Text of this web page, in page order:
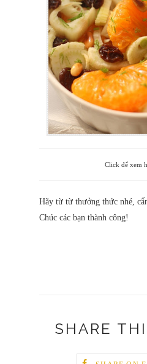
Click để xem
Hãy từ từ thưởng thức nhé,
Chúc các bạn thành công!
SHARE